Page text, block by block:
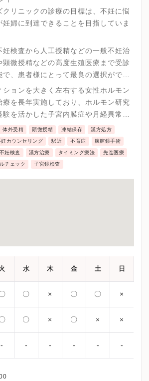
クリニックの診療の目標は、不妊に悩
妊婦に到達できることを目指していま
妊検査から人工授精などの一般不妊治
顕微授精などの高度生殖医療まで受診
、患者様にとって最良の選択ができ
います。
ションを大きく左右する女性ホルモン
療を長年実施しており、ホルモン研究
験を活かした子宮内膜症や月経異常、
性特有の症状や疾患にも専門性の高
代に合わせた女性のトータルケアが
体外受精 顕微授精 凍結保存 漢方処方
妊カウンセリング 駅近 不育症 腹腔鏡手術
不妊検査 漢方治療 タイミング療法 先進医療
チェック 子宮鏡検査
水 木 金 土 日
〇 × 〇 〇 ×
〇 × 〇 × ×
- - - - - -
00